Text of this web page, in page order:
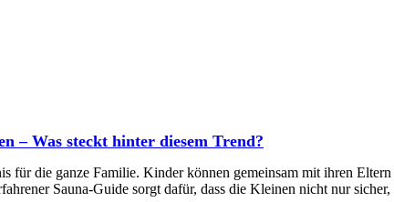
– Was steckt hinter diesem Trend?
für die ganze Familie. Kinder können gemeinsam mit ihren
Sauna-Guide sorgt dafür, dass die Kleinen nicht nur sicher,